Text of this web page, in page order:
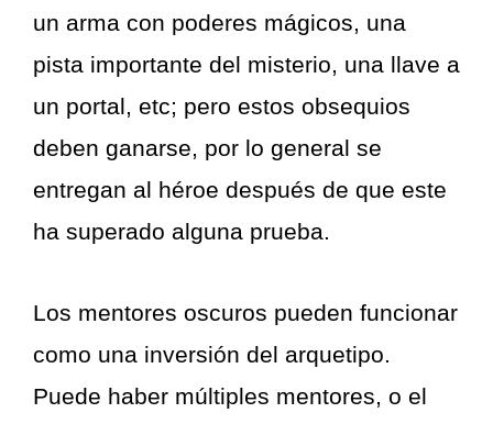
un arma con poderes mágicos, una
pista importante del misterio, una llave a
un portal, etc; pero estos obsequios
deben ganarse, por lo general se
entregan al héroe después de que este
ha superado alguna prueba.
Los mentores oscuros pueden funcionar
como una inversión del arquetipo.
Puede haber múltiples mentores, o el